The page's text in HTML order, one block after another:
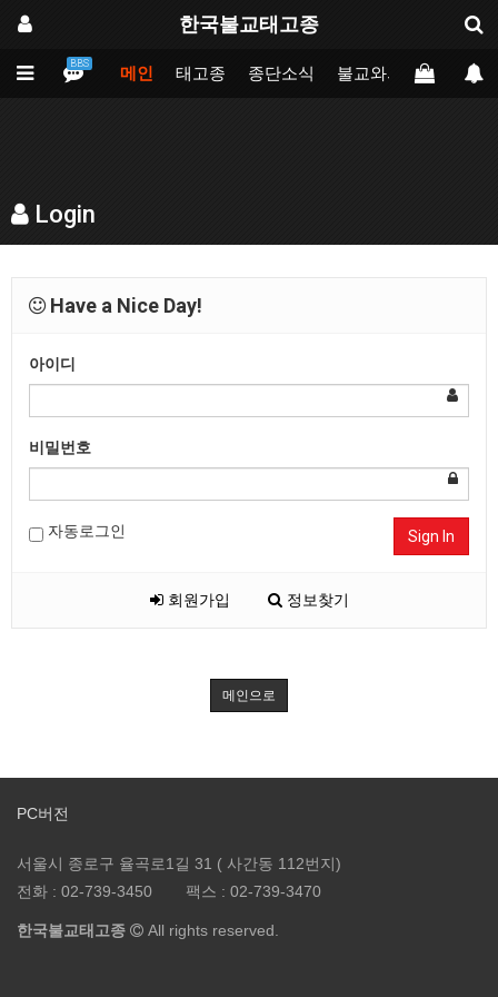
한국불교태고종
BBS
메인 태고종 종단소식 불교와의만남 업
Login
Have a Nice Day!
아이디
비밀번호
자동로그인 Sign In
회원가입 정보찾기
메인으로
PC버전
서울시 종로구 율곡로1길 31 ( 사간동 112번지)
전화 : 02-739-3450 팩스 : 02-739-3470
한국불교태고종 All rights reserved.